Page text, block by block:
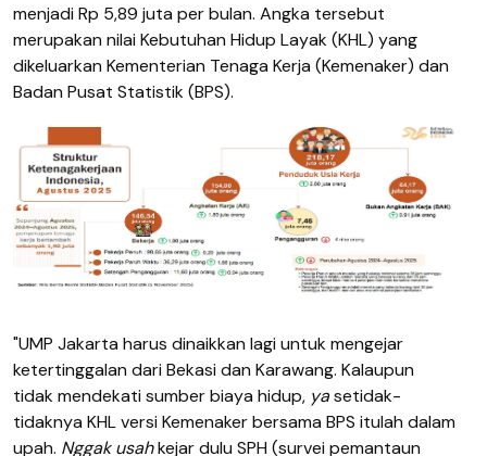
menjadi Rp 5,89 juta per bulan. Angka tersebut
merupakan nilai Kebutuhan Hidup Layak (KHL) yang
dikeluarkan Kementerian Tenaga Kerja (Kemenaker) dan
Badan Pusat Statistik (BPS).
"UMP Jakarta harus dinaikkan lagi untuk mengejar
ketertinggalan dari Bekasi dan Karawang. Kalaupun
tidak mendekati sumber biaya hidup, yasetidak-
tidaknya KHL versi Kemenaker bersama BPS itulah dalam
upah. Nggak usahkejar dulu SPH (survei pemantaun